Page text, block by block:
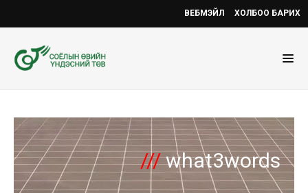
ВЕБМЭЙЛ ХОЛБОО БАРИХ
///what3words